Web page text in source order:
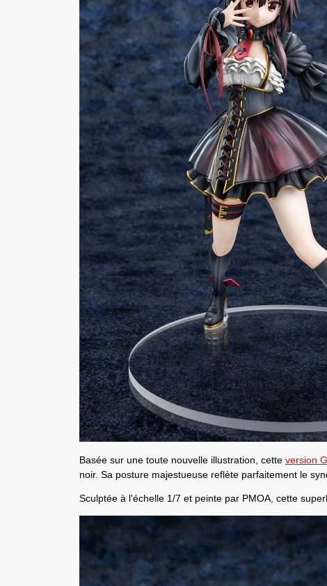
Basée sur une toute nouvelle illustration , cette version
noir. Sa posture majestueuse reflète parfaitement le
Sculptée à l'échelle 1/7 et peinte par PMOA, cette